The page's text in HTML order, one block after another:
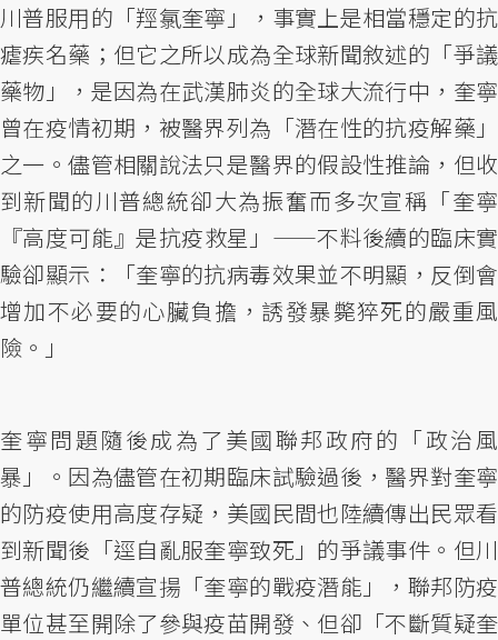
川普服用的「羥氯奎寧」，事實上是相當穩定的抗
瘧疾名藥；但它之所以成為全球新聞敘述的「爭議
藥物」，是因為在武漢肺炎的全球大流行中，奎寧
曾在疫情初期，被醫界列為「潛在性的抗疫解藥」
之一。儘管相關說法只是醫界的假設性推論，但收
到新聞的川普總統卻大為振奮而多次宣稱「奎寧
『高度可能』是抗疫救星」——不料後續的臨床實
驗卻顯示：「奎寧的抗病毒效果並不明顯，反倒會
增加不必要的心臟負擔，誘發暴斃猝死的嚴重風
險。」
奎寧問題隨後成為了美國聯邦政府的「政治風
暴」。因為儘管在初期臨床試驗過後，醫界對奎寧
的防疫使用高度存疑，美國民間也陸續傳出民眾看
到新聞後「逕自亂服奎寧致死」的爭議事件。但川
普總統仍繼續宣揚「奎寧的戰疫潛能」，聯邦防疫
單位甚至開除了參與疫苗開發、但卻「不斷質疑奎